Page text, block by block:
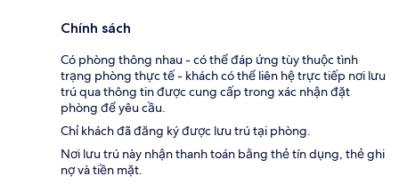
Chính sách
Có phòng thông nhau - có thể đáp ứng tùy thuộc tình
trạng phòng thực tế - khách có thể liên hệ trực tiếp nơi lưu
trú qua thông tin được cung cấp trong xác nhận đặt
phòng để yêu cầu.
Chỉ khách đã đăng ký được lưu trú tại phòng.
Nơi lưu trú này nhận thanh toán bằng thẻ tín dụng, thẻ ghi
nợ và tiền mặt.